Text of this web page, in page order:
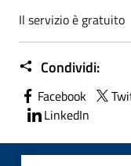
Il servizio è gratuito
Condividi:
Facebook
LinkedIn